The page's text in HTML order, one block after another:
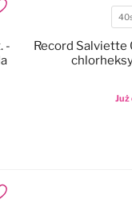
-
do ulubionych
Już
Record Salviette
do ulubionych